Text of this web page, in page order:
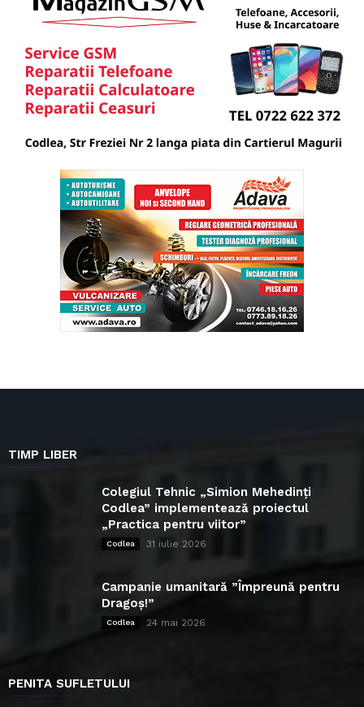
TIMP LIBER
Colegiul Tehnic „Simion Mehedinți
Codlea” implementează proiectul
„Practica pentru viitor”
Codlea 31 iulie 2026
Campanie umanitară ”Împreună pentru
Dragoș!”
Codlea 24 mai 2026
PENITA SUFLETULUI